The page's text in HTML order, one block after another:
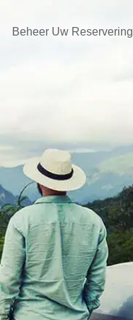
Beheer Uw Reservering